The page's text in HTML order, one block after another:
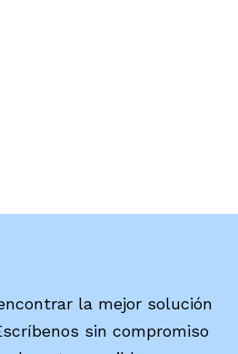
la mejor solución
sin compromiso